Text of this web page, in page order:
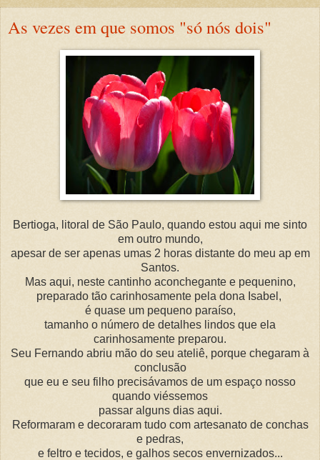
As vezes em que somos "só nós dois"
Bertioga, litoral de São Paulo, quando estou aqui me sinto
em outro mundo,
apesar de ser apenas umas 2 horas distante do meu ap em
Santos.
Mas aqui, neste cantinho aconchegante e pequenino,
preparado tão carinhosamente pela dona Isabel,
é quase um pequeno paraíso,
tamanho o número de detalhes lindos que ela
carinhosamente preparou.
Seu Fernando abriu mão do seu ateliê, porque chegaram à
conclusão
que eu e seu filho precisávamos de um espaço nosso
quando viéssemos
passar alguns dias aqui.
Reformaram e decoraram tudo com artesanato de conchas
e pedras,
e feltro e tecidos, e galhos secos envernizados...